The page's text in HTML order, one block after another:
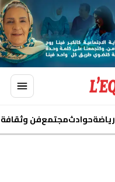
رياضةحوادثمجتمعفن وثقافة